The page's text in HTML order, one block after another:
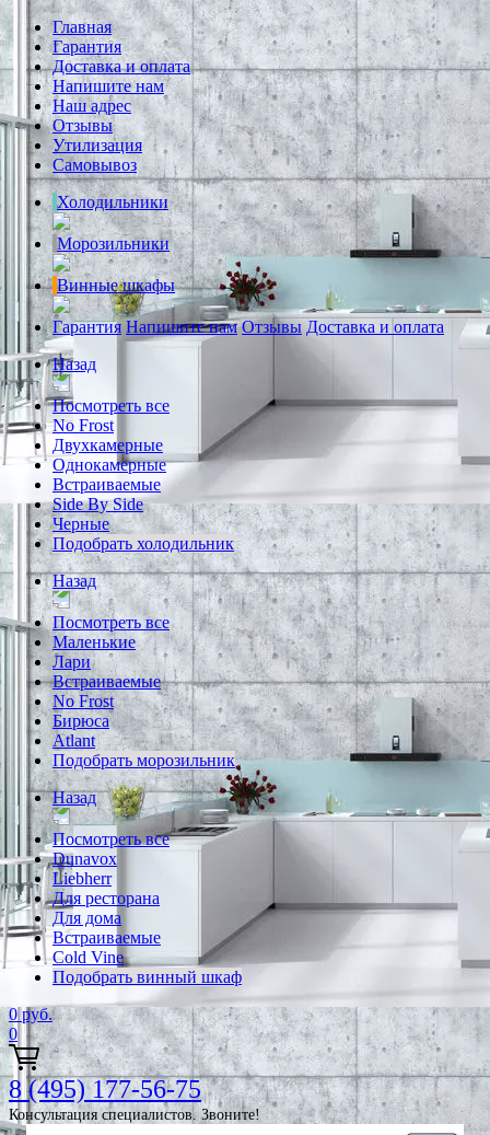
Главная
Гарантия
Доставка и оплата
Напишите нам
Наш адрес
Отзывы
Утилизация
Самовывоз
Холодильники
Морозильники
Винные шкафы
Гарантия Напишите нам Отзывы Доставка и оплата
Назад
Посмотреть все
No Frost
Двухкамерные
Однокамерные
Встраиваемые
Side By Side
Черные
Подобрать холодильник
Назад
Посмотреть все
Маленькие
Лари
Встраиваемые
No Frost
Бирюса
Atlant
Подобрать морозильник
Назад
Посмотреть все
Dunavox
Liebherr
Для ресторана
Для дома
Встраиваемые
Cold Vine
Подобрать винный шкаф
0 руб.
0
8 (495) 177-56-75
Консультация специалистов. Звоните!